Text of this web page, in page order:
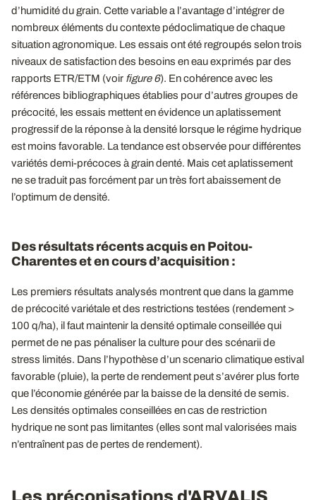
d’humidité du grain. Cette variable a l’avantage d’intégrer de
nombreux éléments du contexte pédoclimatique de chaque
situation agronomique. Les essais ont été regroupés selon trois
niveaux de satisfaction des besoins en eau exprimés par des
rapports ETR/ETM (voir figure 6). En cohérence avec les
références bibliographiques établies pour d’autres groupes de
précocité, les essais mettent en évidence un aplatissement
progressif de la réponse à la densité lorsque le régime hydrique
est moins favorable. La tendance est observée pour différentes
variétés demi-précoces à grain denté. Mais cet aplatissement
ne se traduit pas forcément par un très fort abaissement de
l’optimum de densité.
Des résultats récents acquis en Poitou-
Charentes et en cours d’acquisition :
Les premiers résultats analysés montrent que dans la gamme
de précocité variétale et des restrictions testées (rendement >
100 q/ha), il faut maintenir la densité optimale conseillée qui
permet de ne pas pénaliser la culture pour des scénarii de
stress limités. Dans l’hypothèse d’un scenario climatique estival
favorable (pluie), la perte de rendement peut s’avérer plus forte
que l’économie générée par la baisse de la densité de semis.
Les densités optimales conseillées en cas de restriction
hydrique ne sont pas limitantes (elles sont mal valorisées mais
n’entraînent pas de pertes de rendement).
Les préconisations d'ARVALIS